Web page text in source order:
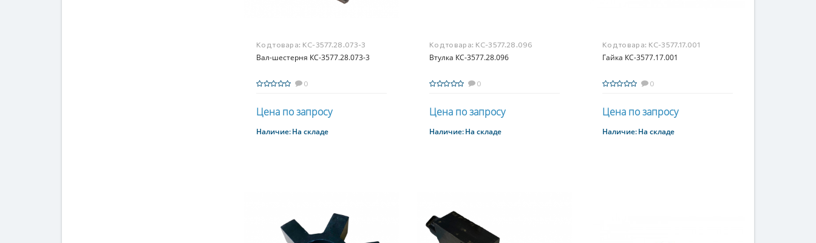
Код товара: КС-3577.28.073-3
Вал-шестерня КС-3577.28.073-3
0
Цена по запросу
Купить
Наличие:На складе
Код товара: КС-3577.28.096
Втулка КС-3577.28.096
0
Цена по запросу
Купить
Наличие:На складе
Код товара: КС-3577.17.001
Гайка КС-3577.17.001
0
Цена по запросу
Купить
Наличие:На складе